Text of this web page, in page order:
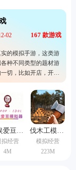
02 167 款游戏
的模拟手游，这类游
种不同类型的题材游
切，比如开店，开飞
玩家们轻松找到和下
韩娱爱豆模拟器中文版
拟经营
4M
伐木工模拟器3d手机版
模拟经营
223M